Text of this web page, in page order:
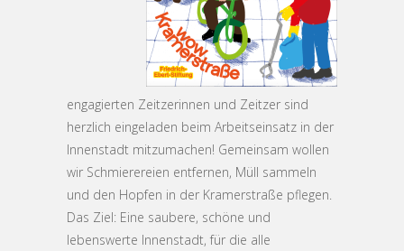
engagierten Zeitzerinnen und Zeitzer sind
herzlich eingeladen beim Arbeitseinsatz in der
Innenstadt mitzumachen! Gemeinsam wollen
wir Schmierereien entfernen, Müll sammeln
und den Hopfen in der Kramerstraße pflegen.
Das Ziel: Eine saubere, schöne und
lebenswerte Innenstadt, für die alle